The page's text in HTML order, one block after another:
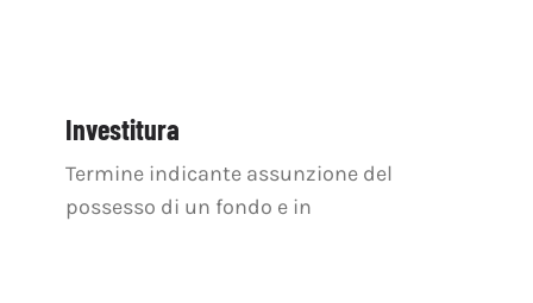
Investitura
Termine indicante assunzione del
possesso di un fondo e in